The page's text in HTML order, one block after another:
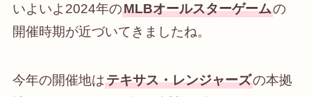
いよいよ2024年のMLBオールスターゲームの
開催時期が近づいてきましたね。
今年の開催地はテキサス・レンジャーズの本拠